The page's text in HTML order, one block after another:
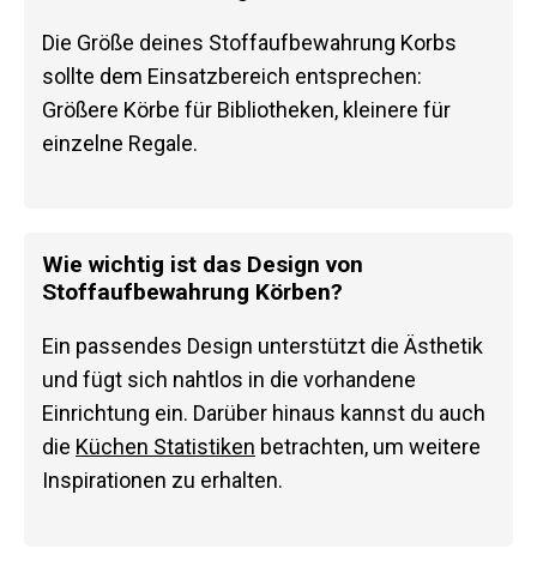
Die Größe deines Stoffaufbewahrung Korbs
sollte dem Einsatzbereich entsprechen:
Größere Körbe für Bibliotheken, kleinere für
einzelne Regale.
Wie wichtig ist das Design von
Stoffaufbewahrung Körben?
Ein passendes Design unterstützt die Ästhetik
und fügt sich nahtlos in die vorhandene
Einrichtung ein. Darüber hinaus kannst du auch
die Küchen Statistiken betrachten, um weitere
Inspirationen zu erhalten.